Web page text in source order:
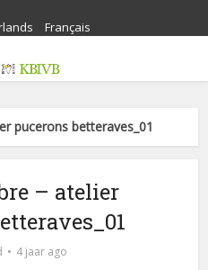
Français
pucerons betteraves_01
– atelier
4 jaar ago